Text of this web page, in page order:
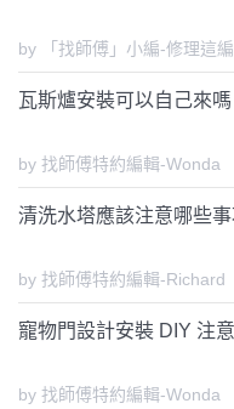
by 「找師傅」小編-修理這編
瓦斯爐安裝可以自己來
by 找師傅特約編輯-Wonda
清洗水塔應該注意哪些事
by 找師傅特約編輯-Richard
寵物門設計安裝 DIY 注
by 找師傅特約編輯-Wonda